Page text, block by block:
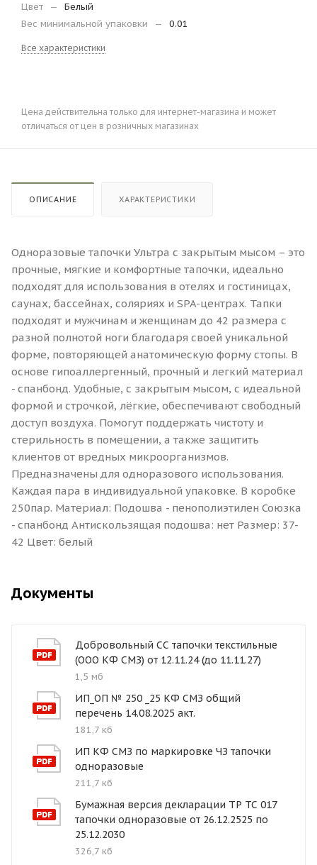
Цвет
—
Белый
Вес минимальной упаковки
— 0.01
Все характеристики
Цена действительна только для интернет-магазина и может
отличаться от цен в розничных магазинах
ОПИСАНИЕ ХАРАКТЕРИСТИКИ
Одноразовые тапочки Ультра с закрытым мысом – это
прочные, мягкие и комфортные тапочки, идеально
подходят для использования в отелях и гостиницах,
саунах, бассейнах, соляриях и SPA-центрах. Тапки
подходят и мужчинам и женщинам до 42 размера с
разной полнотой ноги благодаря своей уникальной
форме, повторяющей анатомическую форму стопы. В
основе гипоаллергенный, прочный и легкий материал
- спанбонд. Удобные, с закрытым мысом, с идеальной
формой и строчкой, лёгкие, обеспечивают свободный
доступ воздуха. Помогут поддержать чистоту и
стерильность в помещении, а также защитить
клиентов от вредных микроорганизмов.
Предназначены для одноразового использования.
Каждая пара в индивидуальной упаковке. В коробке
250пар. Материал: Подошва - пенополиэтилен Союзка
- спанбонд Антискользящая подошва: нет Размер: 37-
42 Цвет: белый
Документы
Добровольный СС тапочки текстильные
(ООО КФ СМЗ) от 12.11.24 (до 11.11.27)
1,5 мб
ИП_ОП № 250 _25 КФ СМЗ общий
перечень 14.08.2025 акт.
181,7 кб
ИП КФ СМЗ по маркировке ЧЗ тапочки
одноразовые
211,7 кб
Бумажная версия декларации ТР ТС 017
тапочки одноразовые от 26.12.2525 по
25.12.2030
326,7 кб